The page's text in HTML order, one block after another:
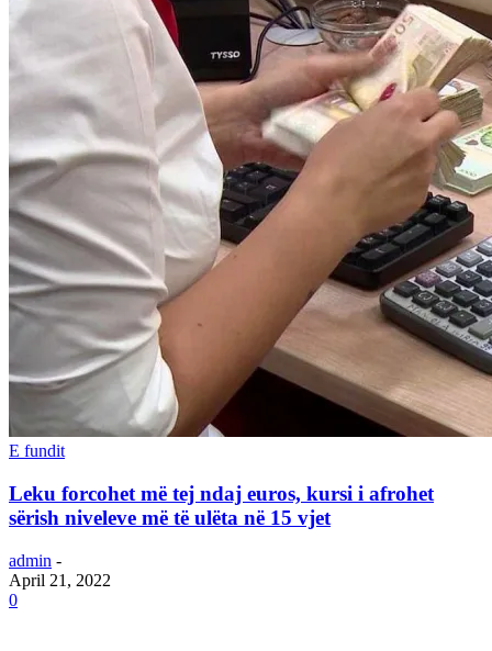
E fundit
Leku forcohet më tej ndaj euros, kursi i afrohet
sërish niveleve më të ulëta në 15 vjet
admin -
April 21, 2022
0